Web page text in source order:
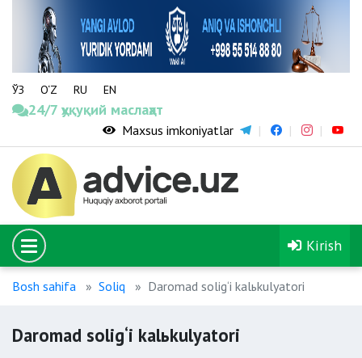
ЎЗ O‘Z RU EN
24/7 ҳуқуқий маслаҳат
Maxsus imkoniyatlar
Kirish
Bosh sahifa Soliq Daromad solig‘i kalьkulyatori
Daromad solig‘i kalьkulyatori